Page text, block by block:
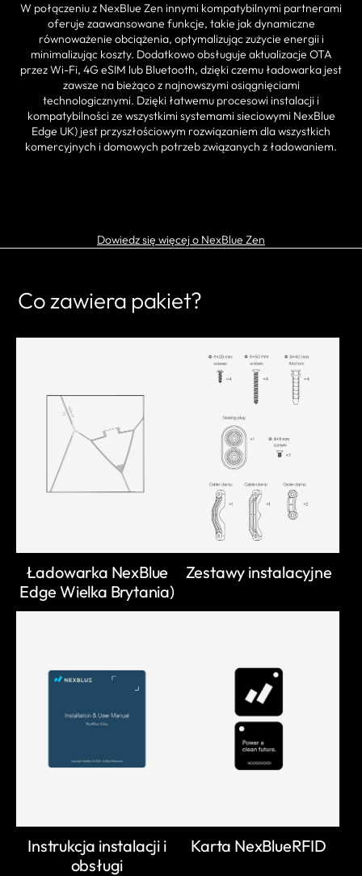
W połączeniu z NexBlue Zen innymi kompatybilnymi partnerami
oferuje zaawansowane funkcje, takie jak dynamiczne
równoważenie obciążenia, optymalizując zużycie energii i
minimalizując koszty. Dodatkowo obsługuje aktualizacje OTA
przez Wi-Fi, 4G eSIM lub Bluetooth, dzięki czemu ładowarka jest
zawsze na bieżąco z najnowszymi osiągnięciami
technologicznymi. Dzięki łatwemu procesowi instalacji i
kompatybilności ze wszystkimi systemami sieciowymi NexBlue
Edge UK) jest przyszłościowym rozwiązaniem dla wszystkich
komercyjnych i domowych potrzeb związanych z ładowaniem.
Dowiedz się więcej o NexBlue Zen
Co zawiera pakiet?
Ładowarka NexBlue
Edge Wielka Brytania)
Zestawy instalacyjne
Instrukcja instalacji i
obsługi
Karta NexBlueRFID